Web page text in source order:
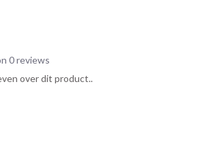
0 reviews
over dit product..